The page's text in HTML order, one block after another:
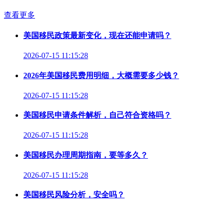
查看更多
美国移民政策最新变化，现在还能申请吗？
2026-07-15 11:15:28
2026年美国移民费用明细，大概需要多少钱？
2026-07-15 11:15:28
美国移民申请条件解析，自己符合资格吗？
2026-07-15 11:15:28
美国移民办理周期指南，要等多久？
2026-07-15 11:15:28
美国移民风险分析，安全吗？